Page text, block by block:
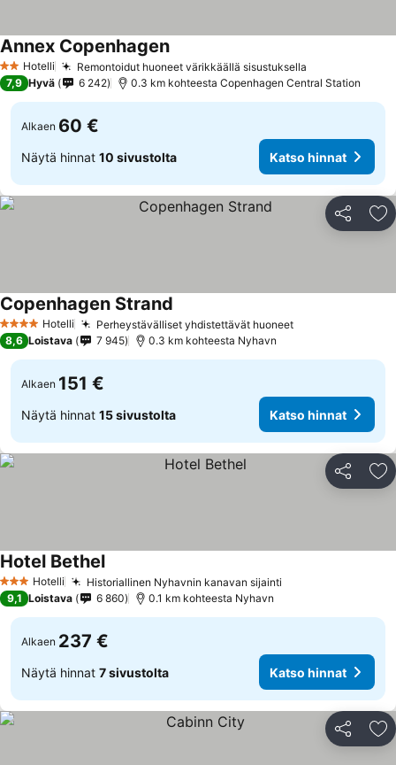
2 Tähtiluokitus
Hotelli Remontoidut huoneet värikkäällä sisustuksella
Annex Copenhagen
7,9 Hyvä 6 242 0.3 km kohteesta Copenhagen Central Station
Alkaen 60 €
Näytä hinnat 10 sivustolta Katso hinnat
Jaa
4 Tähtiluokitus
Hotelli Perheystävälliset yhdistettävät huoneet
Copenhagen Strand
8,6 Loistava 7 945 0.3 km kohteesta Nyhavn
Alkaen 151 €
Näytä hinnat 15 sivustolta Katso hinnat
Jaa
3 Tähtiluokitus
Hotelli Historiallinen Nyhavnin kanavan sijainti
Hotel Bethel
9,1 Loistava 6 860 0.1 km kohteesta Nyhavn
Alkaen 237 €
Näytä hinnat 7 sivustolta Katso hinnat
Jaa